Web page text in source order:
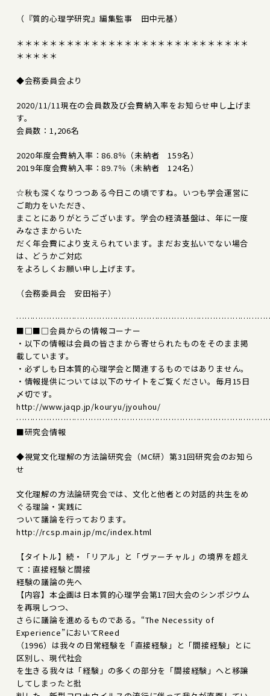
（『質的心理学研究』編集監事 田中元基）
＊＊＊＊＊＊＊＊＊＊＊＊＊＊＊＊＊＊＊＊＊＊＊＊＊＊＊＊
＊＊＊＊＊
◆会務委員会より
2020/11/11現在の会員数及び会費納入率をお知らせ申し上げま
す。
会員数：1,206名
2020年度会費納入率：86.8％（未納者 159名）
2019年度会費納入率：89.7％（未納者 124名）
☆秋も深くなりつつある今日この頃ですね。いつも学会運営に
ご助力をいただき、
まことにありがとうございます。学会の経済基盤は、年に一度
みなさまからいた
だく年会費により支えられています。まだお支払いでない場合
は、どうかご対応
をよろしくお願い申し上げます。
（会務委員会 安田裕子）
■□■□会員からの情報コーナー
・以下の情報は会員の皆さまから寄せられたものをそのまま掲
載しています。
・必ずしも日本質的心理学会と関連するものではありません。
・情報提供については以下のサイトをご覧ください。毎月15日
〆切です。
http://www.jaqp.jp/kouryu/jyouhou/
■研究会情報
◆視覚文化理解の方法論研究会（MC研）第31回研究会のお知ら
せ
文化理解の方法論研究会では、文化と他者との対話的共生をめ
ぐる理論・実践に
ついて議論を行っております。
http://rcsp.main.jp/mc/index.html
【タイトル】続・「リアル」と「ヴァーチャル」の境界を超え
て：直接経験と間接
経験の議論の先へ
【内容】本企画は日本質的心理学会第17回大会のシンポジウム
を再現しつつ、
さらに議論を進めるものである。“The Necessity of
Experience”においてReed
（1996）は我々の日常経験を「直接経験」と「間接経験」とに
区別し、現代社会
を生きる我々は「経験」の多くの部分を「間接経験」へと移譲
してしまったと批